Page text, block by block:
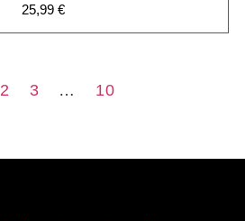
25,99 €
2 3 … 10